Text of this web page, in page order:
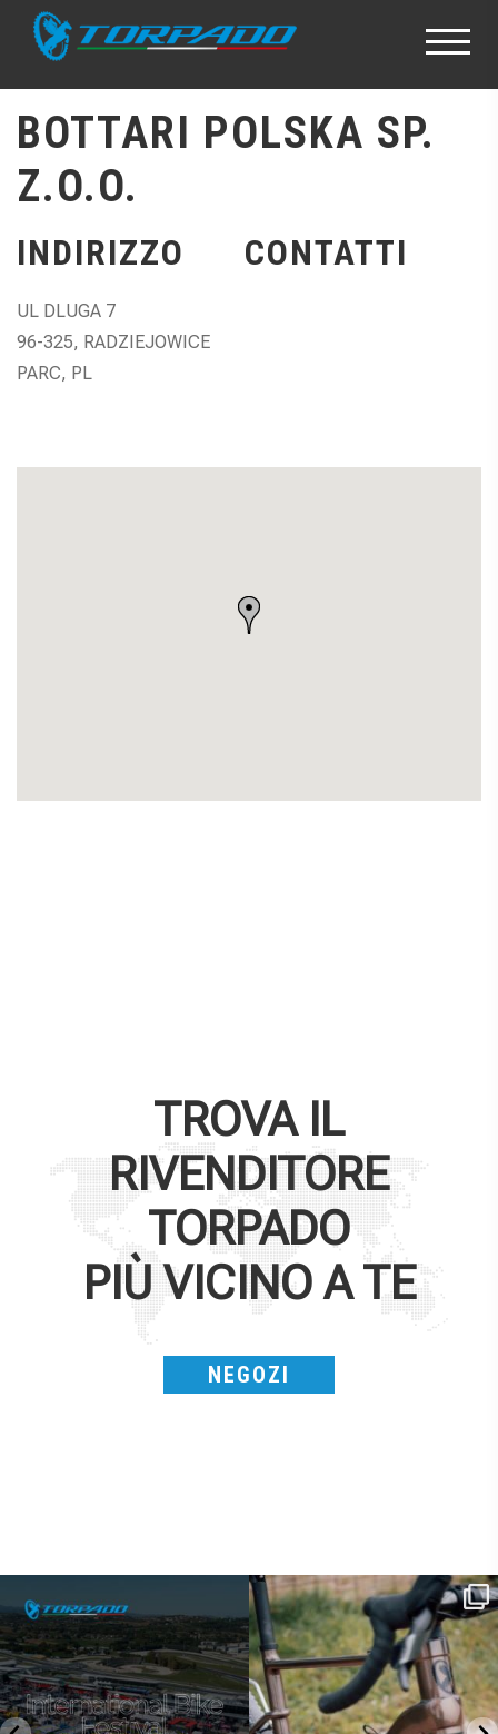
BOTTARI POLSKA SP.
Z.O.O.
INDIRIZZO
UL DLUGA 7
96-325, RADZIEJOWICE
PARC, PL
CONTATTI
TROVA IL
RIVENDITORE
TORPADO
PIÙ VICINO A TE
NEGOZI
IBF sta per...
17 1
Kepler R è la gravel pensata per affrontare
lunghe...
27 0